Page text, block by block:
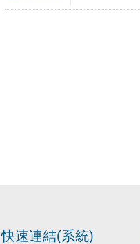
快速連結(系統)